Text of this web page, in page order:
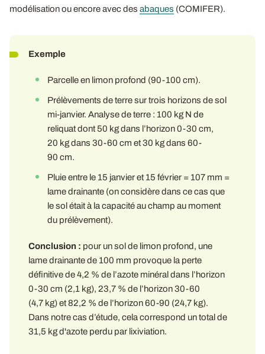
modélisation ou encore avec des abaques (COMIFER).
Exemple
Parcelle en limon profond (90-100 cm).
Prélèvements de terre sur trois horizons de sol
mi-janvier. Analyse de terre : 100 kg N de
reliquat dont 50 kg dans l’horizon 0-30 cm,
20 kg dans 30-60 cm et 30 kg dans 60-
90 cm.
Pluie entre le 15 janvier et 15 février = 107 mm =
lame drainante (on considère dans ce cas que
le sol était à la capacité au champ au moment
du prélèvement).
Conclusion : pour un sol de limon profond, une
lame drainante de 100 mm provoque la perte
définitive de 4,2 % de l’azote minéral dans l’horizon
0-30 cm (2,1 kg), 23,7 % de l’horizon 30-60
(4,7 kg) et 82,2 % de l’horizon 60-90 (24,7 kg).
Dans notre cas d’étude, cela correspond un total de
31,5 kg d'azote perdu par lixiviation.